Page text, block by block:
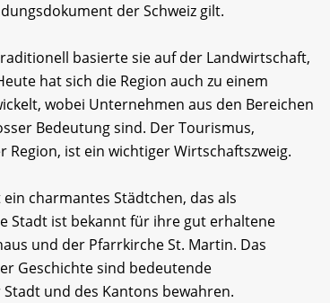
der Schweiz gilt.
basierte sie auf der Landwirtschaft,
hat sich die Region auch zu einem
wobei Unternehmen aus den Bereichen
Bedeutung sind. Der Tourismus,
ist ein wichtiger Wirtschaftszweig.
charmantes Städtchen, das als
Stadt ist bekannt für ihre gut erhaltene
und der Pfarrkirche St. Martin. Das
Geschichte sind bedeutende
und des Kantons bewahren.